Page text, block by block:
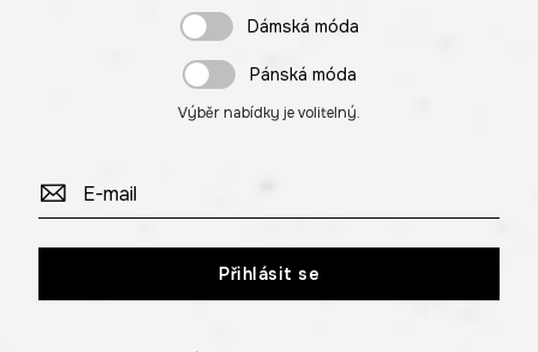
Dámská móda
Pánská móda
Výběr nabídky je volitelný.
Přihlásit se